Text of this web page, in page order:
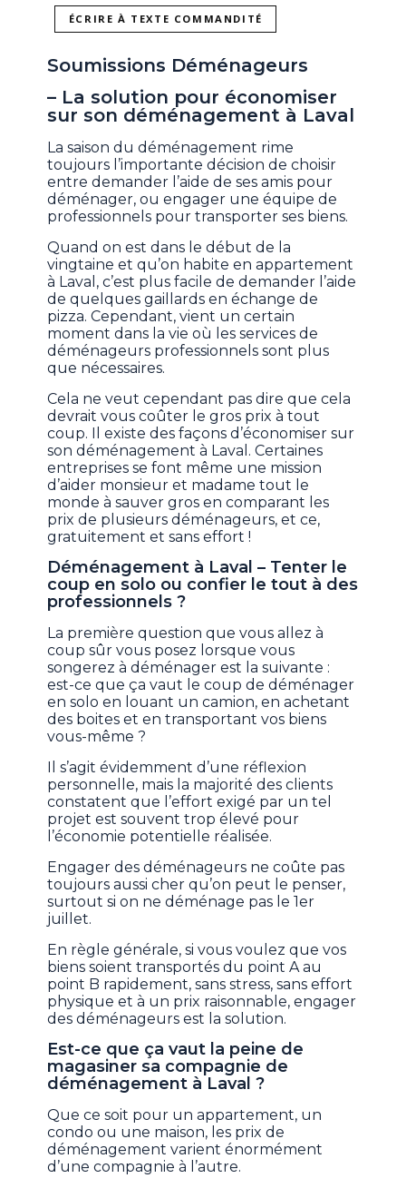
ÉCRIRE À TEXTE COMMANDITÉ
Soumissions Déménageurs
– La solution pour économiser
sur son déménagement à Laval
La saison du déménagement rime
toujours l’importante décision de choisir
entre demander l’aide de ses amis pour
déménager, ou engager une équipe de
professionnels pour transporter ses biens.
Quand on est dans le début de la
vingtaine et qu’on habite en appartement
à Laval, c’est plus facile de demander l’aide
de quelques gaillards en échange de
pizza. Cependant, vient un certain
moment dans la vie où les services de
déménageurs professionnels sont plus
que nécessaires.
Cela ne veut cependant pas dire que cela
devrait vous coûter le gros prix à tout
coup. Il existe des façons d’économiser sur
son déménagement à Laval. Certaines
entreprises se font même une mission
d’aider monsieur et madame tout le
monde à sauver gros en comparant les
prix de plusieurs déménageurs, et ce,
gratuitement et sans effort !
Déménagement à Laval – Tenter le
coup en solo ou confier le tout à des
professionnels ?
La première question que vous allez à
coup sûr vous posez lorsque vous
songerez à déménager est la suivante :
est-ce que ça vaut le coup de déménager
en solo en louant un camion, en achetant
des boites et en transportant vos biens
vous-même ?
Il s’agit évidemment d’une réflexion
personnelle, mais la majorité des clients
constatent que l’effort exigé par un tel
projet est souvent trop élevé pour
l’économie potentielle réalisée.
Engager des déménageurs ne coûte pas
toujours aussi cher qu’on peut le penser,
surtout si on ne déménage pas le 1er
juillet.
En règle générale, si vous voulez que vos
biens soient transportés du point A au
point B rapidement, sans stress, sans effort
physique et à un prix raisonnable, engager
des déménageurs est la solution.
Est-ce que ça vaut la peine de
magasiner sa compagnie de
déménagement à Laval ?
Que ce soit pour un appartement, un
condo ou une maison, les prix de
déménagement varient énormément
d’une compagnie à l’autre.